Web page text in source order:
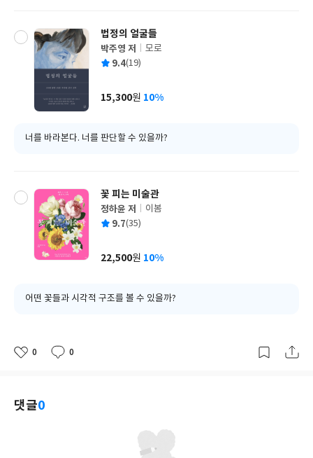
법정의 얼굴들
글
쓴
박주영 저
출
사
모로
평 9.4(19)
가
15,300원 10%
너를 바라본다. 너를 판단할 수 있을까?
꽃 피는 미술관
글
쓴
정하윤 저
출
사
이봄
평 9.7(35)
가
22,500원 10%
어떤 꽃들과 시각적 구조를 볼 수 있을까?
좋
0
댓
0
작
댓글0